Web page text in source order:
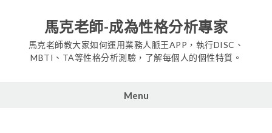
content
馬克老師-成為性格分析專家
馬克老師教大家如何運用業務人脈王APP，執行DISC、
MBTI、TA等性格分析測驗，了解每個人的個性特質。
Menu